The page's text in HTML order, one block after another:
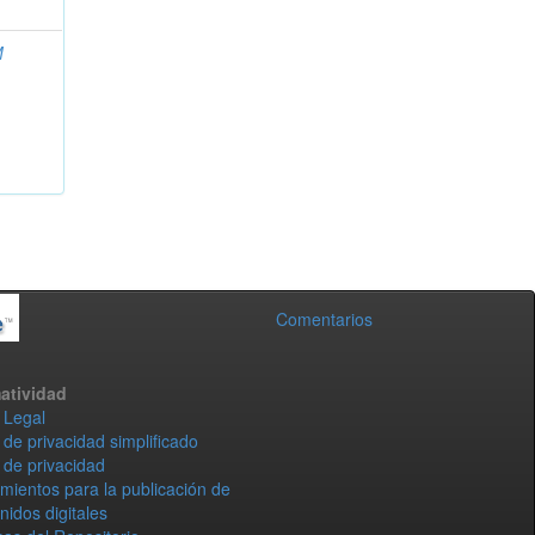
Comentarios
privacidad simplificado
privacidad
para la publicación de
digitales